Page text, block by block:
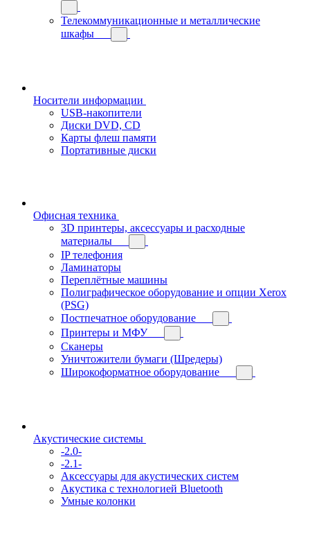
Телекоммуникационные и металлические
шкафы
Носители информации
USB-накопители
Диски DVD, CD
Карты флеш памяти
Портативные диски
Офисная техника
3D принтеры, аксессуары и расходные
материалы
IP телефония
Ламинаторы
Переплётные машины
Полиграфическое оборудование и опции Xerox
(PSG)
Постпечатное оборудование
Принтеры и МФУ
Сканеры
Уничтожители бумаги (Шредеры)
Широкоформатное оборудование
Акустические системы
-2.0-
-2.1-
Аксессуары для акустических систем
Акустика с технологией Bluetooth
Умные колонки